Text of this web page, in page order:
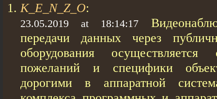
K_E_N_Z_O:
23.05.2019 at 18:14:17
передачи данных через
оборудования
пожеланий и специфики
дорогими в аппаратной